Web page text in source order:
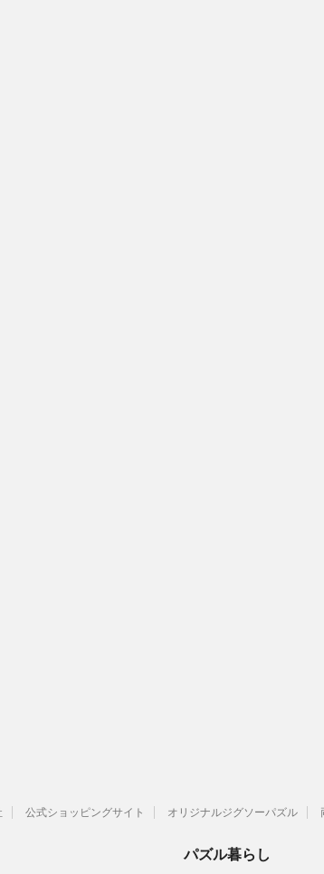
公式ショッピングサイト オリジナルジグソーパズル
パズル暮らし